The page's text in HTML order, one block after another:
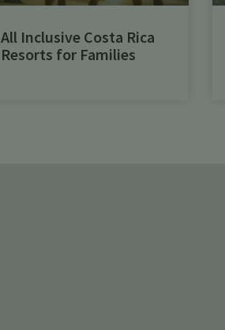
All Inclusive Costa Rica
Resorts for Families